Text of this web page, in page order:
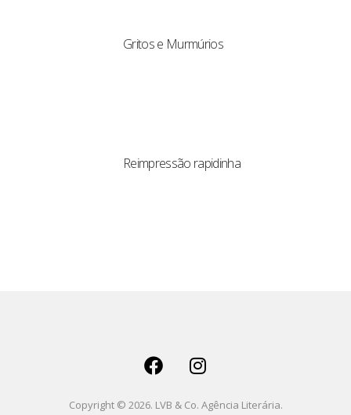
Gritos e Murmúrios
Reimpressão rapidinha
Copyright © 2026. LVB & Co. Agência Literária.